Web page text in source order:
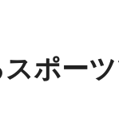
ポー